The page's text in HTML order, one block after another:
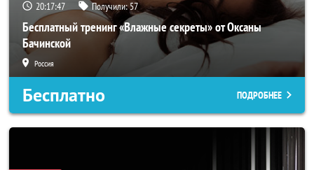
20:17:45 Получили:57
Бесплатный тренинг «Влажные секреты» от Оксаны
Бачинской
Россия
Бесплатно ПОДРОБНЕЕ